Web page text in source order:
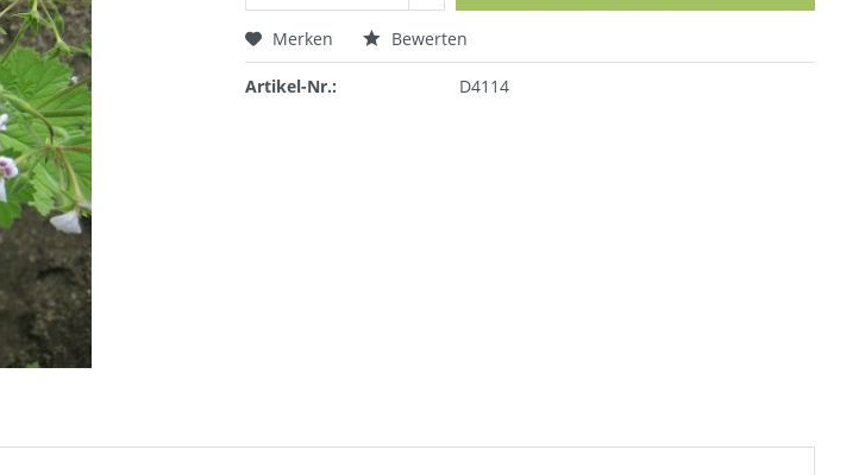
Merken Bewerten
Artikel-Nr.: D4114